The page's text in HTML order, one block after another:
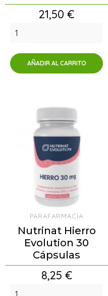
Precio
21,50 €
AÑADIR AL CARRITO
PARAFARMACIA
Nutrinat Hierro
Evolution 30
Cápsulas
Precio
8,25 €